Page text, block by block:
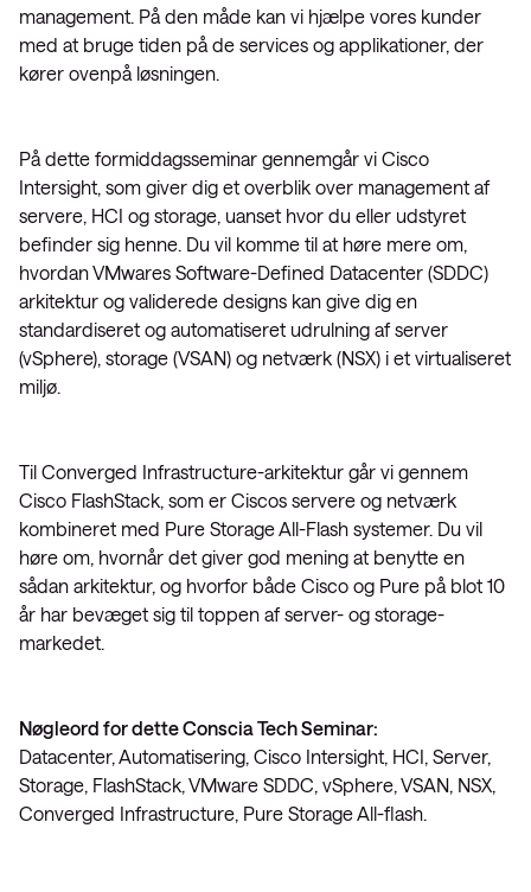
management. På den måde kan vi hjælpe vores kunder
med at bruge tiden på de services og applikationer, der
kører ovenpå løsningen.
På dette formiddagsseminar gennemgår vi Cisco
Intersight, som giver dig et overblik over management af
servere, HCI og storage, uanset hvor du eller udstyret
befinder sig henne. Du vil komme til at høre mere om,
hvordan VMwares Software-Defined Datacenter (SDDC)
arkitektur og validerede designs kan give dig en
standardiseret og automatiseret udrulning af server
(vSphere), storage (VSAN) og netværk (NSX) i et virtualiseret
miljø.
Til Converged Infrastructure-arkitektur går vi gennem
Cisco FlashStack, som er Ciscos servere og netværk
kombineret med Pure Storage All-Flash systemer. Du vil
høre om, hvornår det giver god mening at benytte en
sådan arkitektur, og hvorfor både Cisco og Pure på blot 10
år har bevæget sig til toppen af server- og storage-
markedet.
Nøgleord for dette Conscia Tech Seminar:
Datacenter, Automatisering, Cisco Intersight, HCI, Server,
Storage, FlashStack, VMware SDDC, vSphere, VSAN, NSX,
Converged Infrastructure, Pure Storage All-flash.